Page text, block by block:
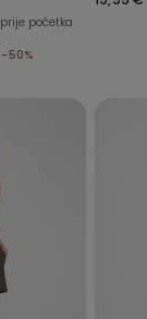
početka
-50%